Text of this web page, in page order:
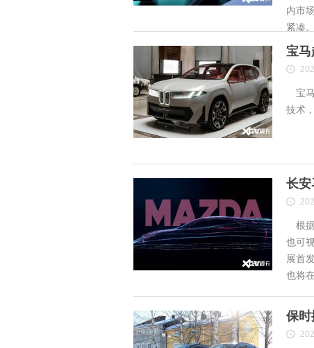
内市
紧凑。
宝
宝马
技术
长安
根据
也可
展首
也将
保时